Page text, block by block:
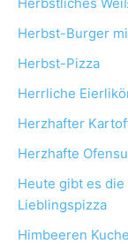
Herbst-Burger
Herbst-Pizza
Herrliche
Herzhafter
Herzhafte
Heute gibt es
Lieblingspizza
Himbeeren